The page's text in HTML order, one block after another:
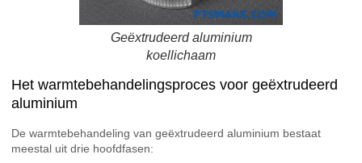
Geëxtrudeerd aluminium
koellichaam
Het warmtebehandelingsproces voor geëxtrudeerd
aluminium
De warmtebehandeling van geëxtrudeerd aluminium bestaat
meestal uit drie hoofdfasen: